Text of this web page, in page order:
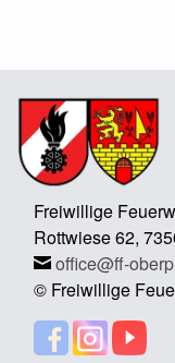
Freiwillige
Rottwiese 62,
office@ff-
© Freiwillige